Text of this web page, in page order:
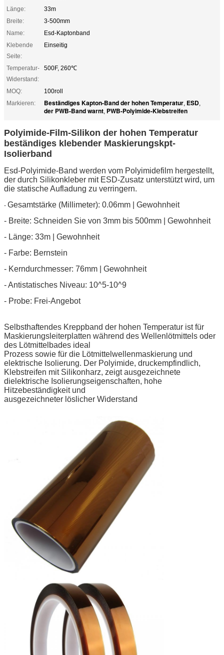
Länge:
33m
Breite:
3-500mm
Name:
Esd-Kaptonband
Klebende
Seite:
Einseitig
Temperatur-
Widerstand:
500F, 260℃
MOQ:
100roll
Markieren:
Beständiges Kapton-Band der hohen Temperatur, ESD,
der PWB-Band warnt, PWB-Polyimide-Klebstreifen
Polyimide-Film-Silikon der hohen Temperatur
beständiges klebender Maskierungskpt-
Isolierband
Esd-Polyimide-Band werden vom Polyimidefilm hergestellt,
der durch Silikonkleber mit ESD-Zusatz unterstützt wird, um
die statische Aufladung zu verringern.
- Gesamtstärke (Millimeter): 0.06mm | Gewohnheit
- Breite: Schneiden Sie von 3mm bis 500mm | Gewohnheit
- Länge: 33m | Gewohnheit
- Farbe: Bernstein
- Kerndurchmesser: 76mm | Gewohnheit
- Antistatisches Niveau: 10^5-10^9
- Probe: Frei-Angebot
Selbsthaftendes Kreppband der hohen Temperatur ist für
Maskierungsleiterplatten während des Wellenlötmittels oder
des Lötmittelbades ideal
Prozess sowie für die Lötmittelwellenmaskierung und
elektrische Isolierung. Der Polyimide, druckempfindlich,
Klebstreifen mit Silikonharz, zeigt ausgezeichnete
dielektrische Isolierungseigenschaften, hohe
Hitzebeständigkeit und
ausgezeichneter löslicher Widerstand